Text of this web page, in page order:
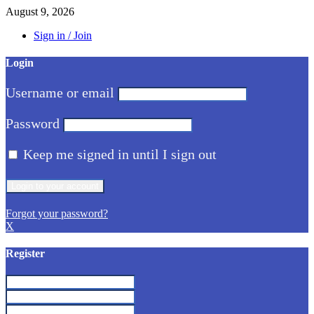
August 9, 2026
Sign in / Join
Login
Username or email
Password
Keep me signed in until I sign out
Forgot your password?
X
Register